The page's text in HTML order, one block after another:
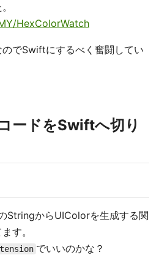
HexColorWatch
でSwiftにするべく奮闘してい
ードをSwiftへ切り
StringからUIColorを生成する関
す。
でいいのかな？